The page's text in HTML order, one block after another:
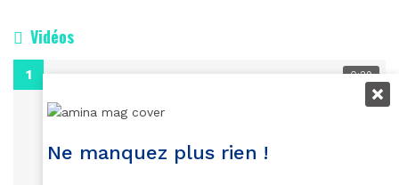
Vidéos
0:29
Ne manquez plus rien !